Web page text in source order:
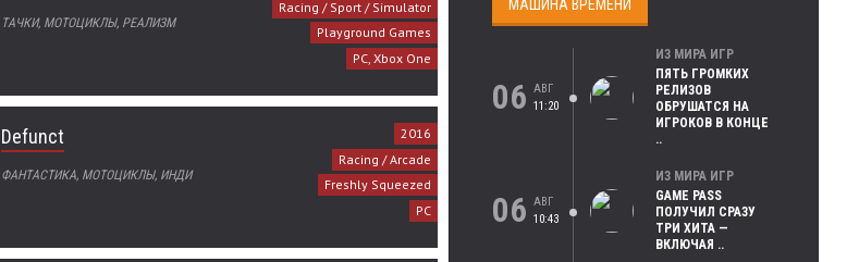
ТАЧКИ, МОТОЦИКЛЫ, РЕАЛИЗМ
Racing / Sport / Simulator
Playground Games
PC, Xbox One
Defunct
ФАНТАСТИКА, МОТОЦИКЛЫ, ИНДИ
2016
Racing / Arcade
Freshly Squeezed
PC
МАШИНА ВРЕМЕНИ
06 АВГ
11:20
ИЗ МИРА ИГР
ПЯТЬ ГРОМКИХ
РЕЛИЗОВ
ОБРУШАТСЯ НА
ИГРОКОВ В КОНЦЕ
..
06 АВГ
10:43
ИЗ МИРА ИГР
GAME PASS
ПОЛУЧИЛ СРАЗУ
ТРИ ХИТА —
ВКЛЮЧАЯ ..